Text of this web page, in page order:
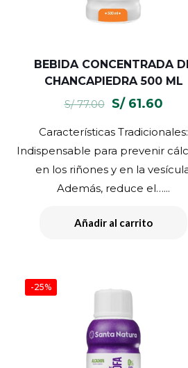
BEBIDA CONCENTRADA
CHANCAPIEDRA 500 ML
S/77.00
El
original
era:
S/ 77.00.
S/61.60El
es:
S/
Características Tradicionales:
Indispensable para prevenir
en los riñones y en la
Además, reduce el…...
Añadir al carrito
-25%